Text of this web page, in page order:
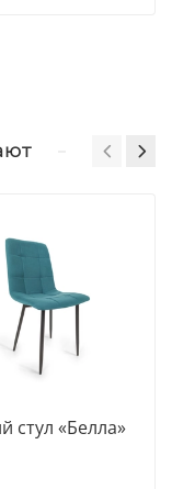
стул «Белла»